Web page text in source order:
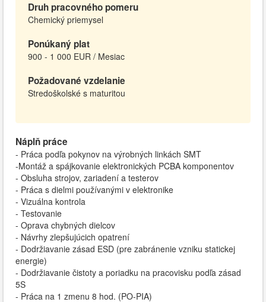
Druh pracovného pomeru
Chemický priemysel
Ponúkaný plat
900 - 1 000 EUR / Mesiac
Požadované vzdelanie
Stredoškolské s maturitou
Náplň práce
- Práca podľa pokynov na výrobných linkách SMT
-Montáž a spájkovanie elektronických PCBA komponentov
- Obsluha strojov, zariadení a testerov
- Práca s dielmi používanými v elektronike
- Vizuálna kontrola
- Testovanie
- Oprava chybných dielcov
- Návrhy zlepšujúcich opatrení
- Dodržiavanie zásad ESD (pre zabránenie vzniku statickej
energie)
- Dodržiavanie čistoty a poriadku na pracovisku podľa zásad
5S
- Práca na 1 zmenu 8 hod. (PO-PIA)